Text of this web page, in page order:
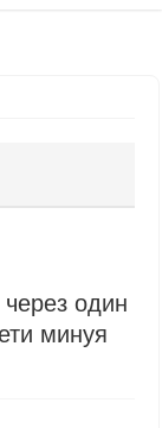
один
минуя